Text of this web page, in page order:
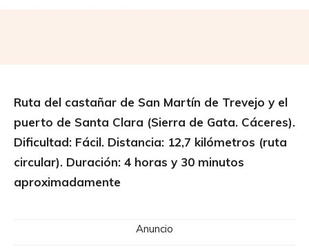
Ruta del castañar de San Martín de Trevejo y el
puerto de Santa Clara (Sierra de Gata. Cáceres).
Dificultad: Fácil. Distancia: 12,7 kilómetros (ruta
circular). Duración: 4 horas y 30 minutos
aproximadamente
Anuncio